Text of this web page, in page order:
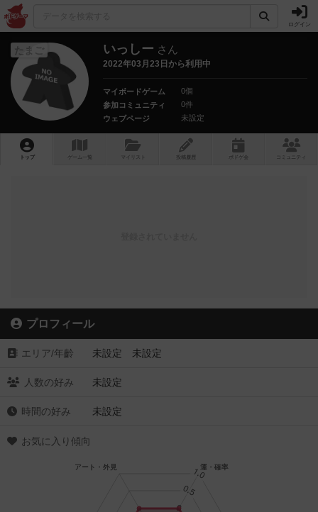
ログイン
たまご いっしー さん
2022年03月23日から利用中
マイボードゲーム
0個
参加コミュニティ
0件
ウェブページ
未設定
トップ ゲーム一覧 マイリスト 投稿履歴 ボ ドゲ コミュニティ
プロフィール
エリア/年齡 未設定 未設定
人数の好み 未設定
時間の好み 未設定
お気に入り傾向